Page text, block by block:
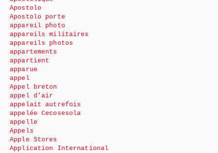
Apostolo
Apostolo porte
appareil photo
appareils militaires
appareils photos
appartements
appartient
apparue
appel
Appel breton
appel d’air
appelait autrefois
appelée Cecosesola
appelle
Appels
Apple Stores
Application International